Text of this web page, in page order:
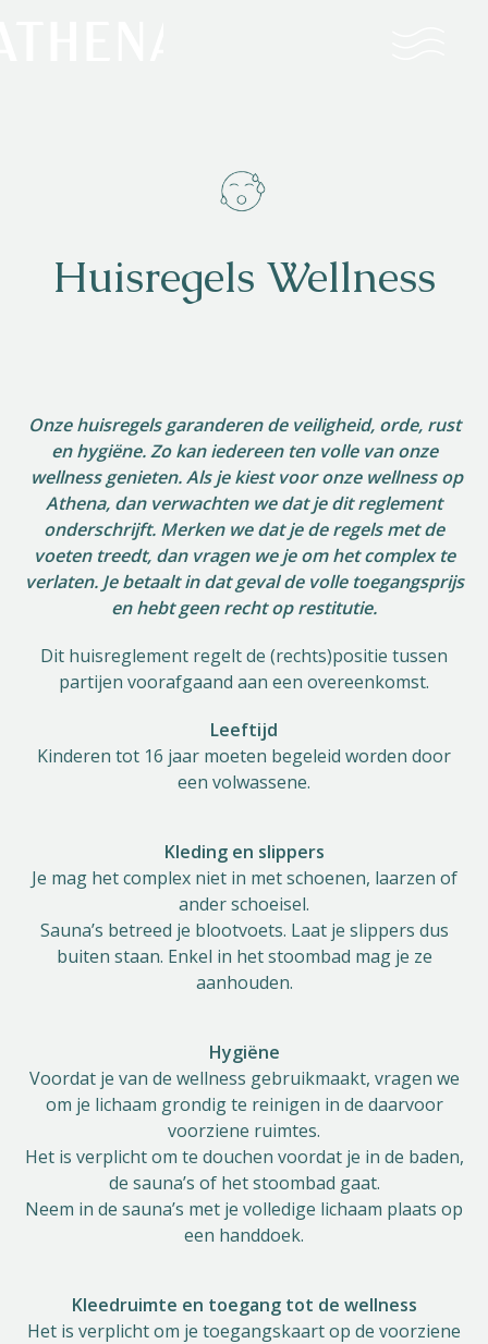
Community
Parken
Ossendrecht
Le Perron
Helios
Contact
Apple App Store
Android Play Store
Huisregels Wellness
Onze huisregels garanderen de veiligheid, orde, rust
en hygiëne. Zo kan iedereen ten volle van onze
wellness genieten. Als je kiest voor onze wellness op
Athena, dan verwachten we dat je dit reglement
onderschrijft. Merken we dat je de regels met de
voeten treedt, dan vragen we je om het complex te
verlaten. Je betaalt in dat geval de volle toegangsprijs
en hebt geen recht op restitutie.
Dit huisreglement regelt de (rechts)positie tussen
partijen voorafgaand aan een overeenkomst.
Leeftijd
Kinderen tot 16 jaar moeten begeleid worden door
een volwassene.
Kleding en slippers
Je mag het complex niet in met schoenen, laarzen of
ander schoeisel.
Sauna’s betreed je blootvoets. Laat je slippers dus
buiten staan. Enkel in het stoombad mag je ze
aanhouden.
Hygiëne
Voordat je van de wellness gebruikmaakt, vragen we
om je lichaam grondig te reinigen in de daarvoor
voorziene ruimtes.
Het is verplicht om te douchen voordat je in de baden,
de sauna’s of het stoombad gaat.
Neem in de sauna’s met je volledige lichaam plaats op
een handdoek.
Kleedruimte en toegang tot de wellness
Het is verplicht om je toegangskaart op de voorziene